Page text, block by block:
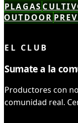
PLAGAS
OUTDOOR
EL CLUB
Sumate a la
Productores con
comunidad real.